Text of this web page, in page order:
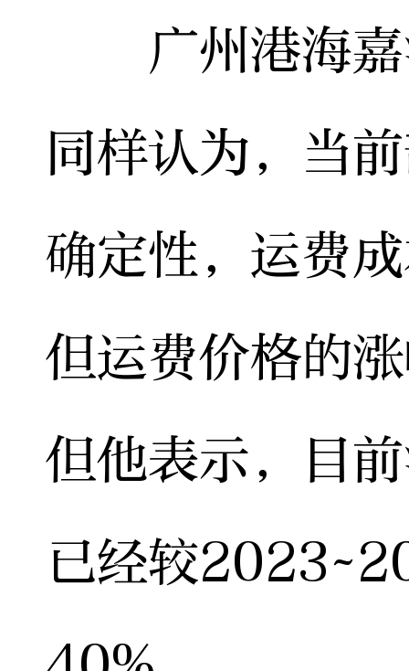
广州港海嘉
同样认为，当
确定性，运费
但运费价格的
但他表示，目
已经较